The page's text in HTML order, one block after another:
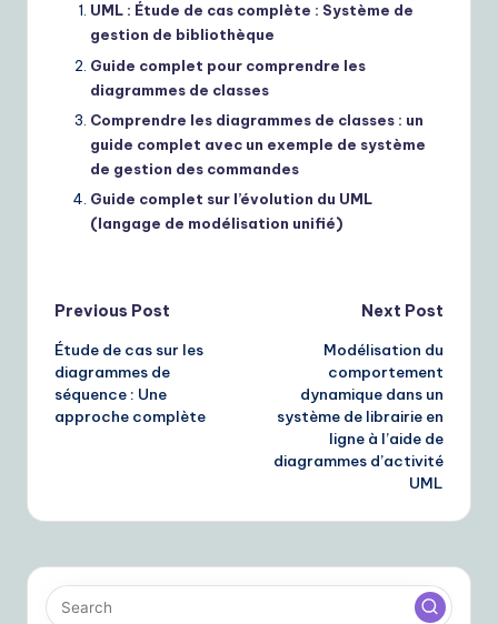
UML : Étude de cas complète : Système de
gestion de bibliothèque
Guide complet pour comprendre les
diagrammes de classes
Comprendre les diagrammes de classes : un
guide complet avec un exemple de système
de gestion des commandes
Guide complet sur l’évolution du UML
(langage de modélisation unifié)
Post
navigation
Previous Post
Étude de cas sur les
diagrammes de
séquence : Une
approche complète
Next Post
Modélisation du
comportement
dynamique dans un
système de librairie en
ligne à l’aide de
diagrammes d’activité
UML